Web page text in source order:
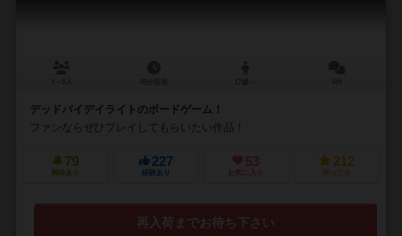
デッドバイデイライトのボードゲーム！
ファンならぜひプレイしてもらいたい作品！
79
興味あり
227
経験あり
53
お気に入り
212
持ってる
再入荷までお待ち下さい